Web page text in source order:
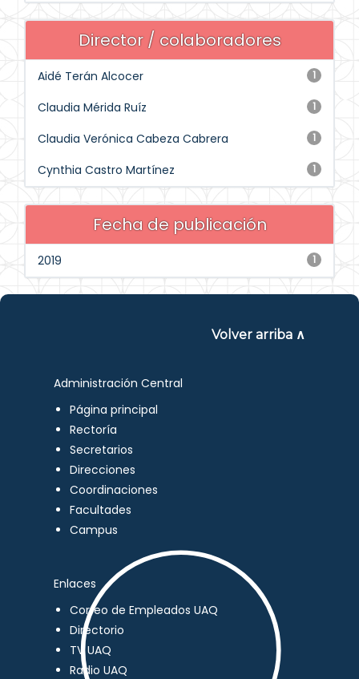
Director / colaboradores
1
Aidé Terán Alcocer
1
Claudia Mérida Ruíz
1
Claudia Verónica Cabeza Cabrera
1
Cynthia Castro Martínez
Fecha de publicación
1
2019
Volver arriba ∧
Administración Central
Página principal
Rectoría
Secretarios
Direcciones
Coordinaciones
Facultades
Campus
Enlaces
Correo de Empleados UAQ
Directorio
TV UAQ
Radio UAQ